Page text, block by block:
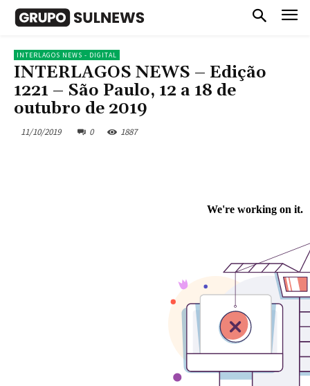
INTERLAGOS NEWS - DIGITAL
INTERLAGOS NEWS – Edição
1221 – São Paulo, 12 a 18 de
outubro de 2019
11/10/2019 0 1887